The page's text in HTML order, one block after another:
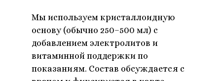
Мы используем кристаллоидную
основу (обычно 250–500 мл) с
добавлением электролитов и
витаминной поддержки по
показаниям. Состав обсуждается с